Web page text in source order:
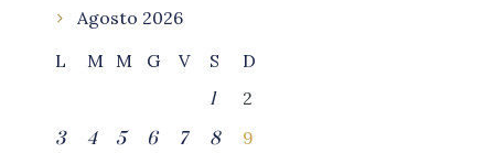
Agosto 2026
L
M M G V S
D
1
2
3
4 5 6 7 8
9